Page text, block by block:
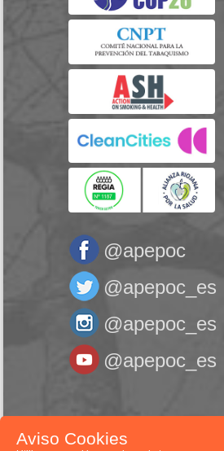
@apepoc
@apepoc_es
@apepoc_es
@apepoc_es
Aviso Cookies